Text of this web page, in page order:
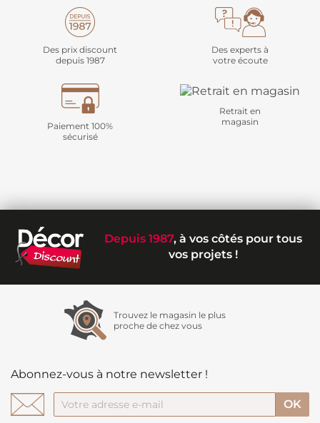
Des prix discount
depuis 1987
Des experts à
votre écoute
Paiement 100%
sécurisé
Retrait en
magasin
Depuis 1987, à vos côtés pour tous
vos projets !
Trouvez le magasin le plus
proche de chez vous
Abonnez-vous à notre newsletter !